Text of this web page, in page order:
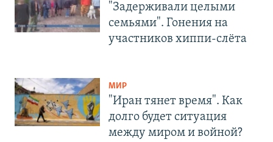
"Задерживали целыми
семьями". Гонения на
участников хиппи-слёта
МИР
"Иран тянет время". Как
долго будет ситуация
между миром и войной?